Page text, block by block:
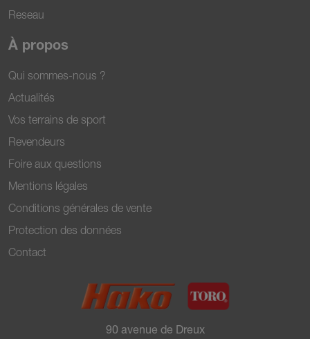
Reseau
À propos
Qui sommes-nous ?
Actualités
Vos terrains de sport
Revendeurs
Foire aux questions
Mentions légales
Conditions générales de vente
Protection des données
Contact
90 avenue de Dreux